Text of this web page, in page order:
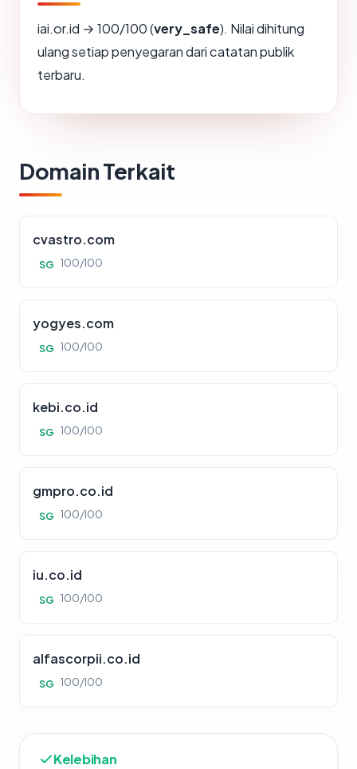
iai.or.id → 100/100 (very_safe). Nilai dihitung
ulang setiap penyegaran dari catatan publik
terbaru.
Domain Terkait
cvastro.com
SG 100/100
yogyes.com
SG 100/100
kebi.co.id
SG 100/100
gmpro.co.id
SG 100/100
iu.co.id
SG 100/100
alfascorpii.co.id
SG 100/100
Kelebihan